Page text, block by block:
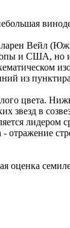
Вейл
и США,
из
цвета.
звезд в